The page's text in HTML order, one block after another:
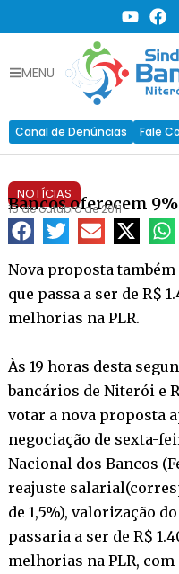
MENU
Canal de Denúncias Fale
NOTÍCIAS
Bancos oferecem
15 de outubro de 2011
Nova proposta
que passa a ser de R$
melhorias na PLR.
Às 19 horas desta
bancários de Niterói e
votar a nova proposta
negociação de sexta-
Nacional dos Bancos
reajuste
de 1,5%), valorização
passaria a ser de R$
melhorias na PLR,